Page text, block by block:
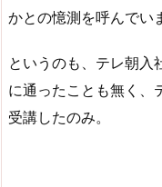
かとの憶測を呼んでい
というのも、テレ朝入
に通ったことも無く、
受講したのみ。